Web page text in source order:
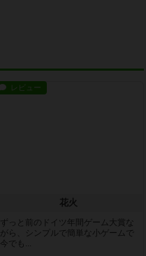
レビュー
花火
ずっと前のドイツ年間ゲーム大賞な
がら、シンプルで簡単な小ゲームで
今でも...